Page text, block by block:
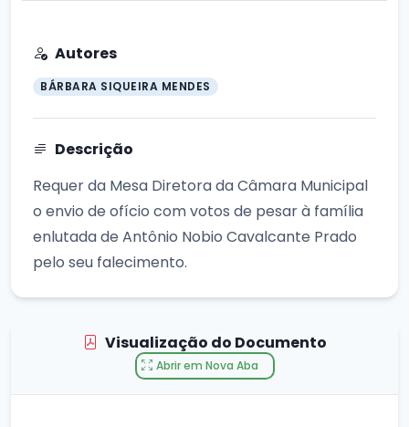
Autores
BÁRBARA SIQUEIRA MENDES
Descrição
Requer da Mesa Diretora da Câmara Municipal
o envio de ofício com votos de pesar à família
enlutada de Antônio Nobio Cavalcante Prado
pelo seu falecimento.
Visualização do Documento
Abrir em Nova Aba